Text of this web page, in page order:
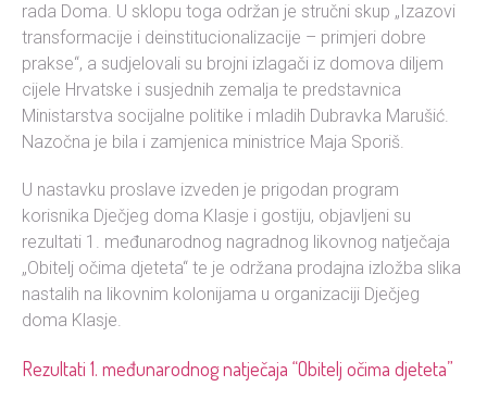
rada Doma. U sklopu toga održan je stručni skup „Izazovi
transformacije i deinstitucionalizacije – primjeri dobre
prakse“, a sudjelovali su brojni izlagači iz domova diljem
cijele Hrvatske i susjednih zemalja te predstavnica
Ministarstva socijalne politike i mladih Dubravka Marušić.
Nazočna je bila i zamjenica ministrice Maja Sporiš.
U nastavku proslave izveden je prigodan program
korisnika Dječjeg doma Klasje i gostiju, objavljeni su
rezultati 1. međunarodnog nagradnog likovnog natječaja
„Obitelj očima djeteta“ te je održana prodajna izložba slika
nastalih na likovnim kolonijama u organizaciji Dječjeg
doma Klasje.
Rezultati 1. međunarodnog natječaja “Obitelj očima djeteta”